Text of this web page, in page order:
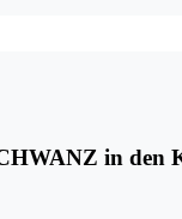
in den